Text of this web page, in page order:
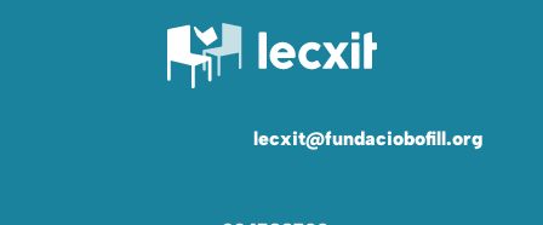
lecxit@fundaciobofill.org